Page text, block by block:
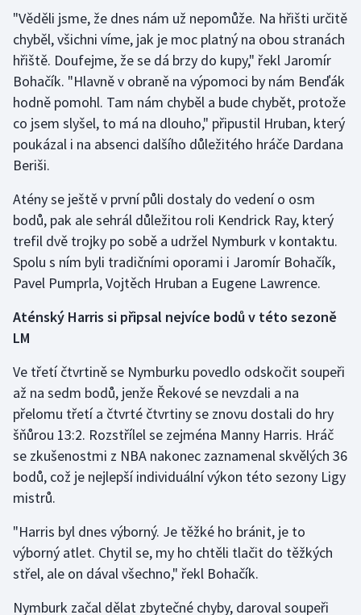
Plážový volejbal
Ragby
Rychlobruslení
Rychlostní kanoistika
Sportovní střelba
Stolní tenis
Vodní slalom
Volejbal
Ostatní
"Věděli jsme, že dnes nám už nepomůže. Na hřišti určitě
chyběl, všichni víme, jak je moc platný na obou stranách
hřiště. Doufejme, že se dá brzy do kupy," řekl Jaromír
Bohačík. "Hlavně v obraně na výpomoci by nám Benďák
hodně pomohl. Tam nám chyběl a bude chybět, protože
co jsem slyšel, to má na dlouho," připustil Hruban, který
poukázal i na absenci dalšího důležitého hráče Dardana
Beriši.
Atény se ještě v první půli dostaly do vedení o osm
bodů, pak ale sehrál důležitou roli Kendrick Ray, který
trefil dvě trojky po sobě a udržel Nymburk v kontaktu.
Spolu s ním byli tradičními oporami i Jaromír Bohačík,
Pavel Pumprla, Vojtěch Hruban a Eugene Lawrence.
Aténský Harris si připsal nejvíce bodů v této sezoně
LM
Ve třetí čtvrtině se Nymburku povedlo odskočit soupeři
až na sedm bodů, jenže Řekové se nevzdali a na
přelomu třetí a čtvrté čtvrtiny se znovu dostali do hry
šňůrou 13:2. Rozstřílel se zejména Manny Harris. Hráč
se zkušenostmi z NBA nakonec zaznamenal skvělých 36
bodů, což je nejlepší individuální výkon této sezony Ligy
mistrů.
"Harris byl dnes výborný. Je těžké ho bránit, je to
výborný atlet. Chytil se, my ho chtěli tlačit do těžkých
střel, ale on dával všechno," řekl Bohačík.
Nymburk začal dělat zbytečné chyby, daroval soupeři